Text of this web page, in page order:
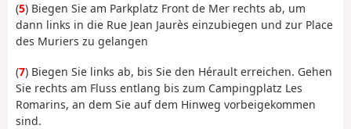
(5) Biegen Sie am Parkplatz Front de Mer rechts ab, um
dann links in die Rue Jean Jaurès einzubiegen und zur Place
des Muriers zu gelangen
(7) Biegen Sie links ab, bis Sie den Hérault erreichen. Gehen
Sie rechts am Fluss entlang bis zum Campingplatz Les
Romarins, an dem Sie auf dem Hinweg vorbeigekommen
sind.